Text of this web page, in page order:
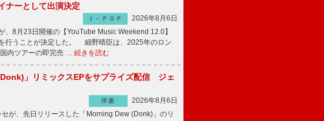
ナーとして出演決定
Ｊ－ＰＯＰ
2026年8月6日
8月23日開催の【YouTube Music Weekend 12.0】
行うことが決定した。 細野晴臣は、2025年のロン
内ツアーの即完売 … 続きを読む
」リミックスEPをサプライズ配信 ジェ
洋楽
2026年8月6日
が、先日リリースした「Morning Dew (Donk)」のリ